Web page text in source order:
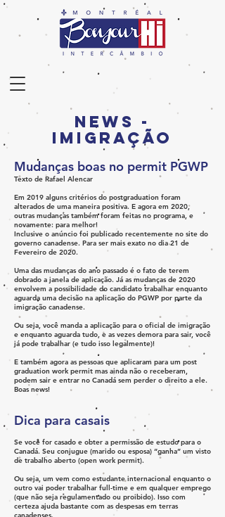
News -
Imigração
Mudanças boas no permit PGWP
Texto de Rafael Alencar
Em 2019 alguns critérios do postgraduation foram
alterados de uma maneira positiva. E agora em 2020,
outras mudanças também foram feitas no programa, e
novamente: para melhor!
Inclusive o anúncio foi publicado recentemente no site do
governo canadense. Para ser mais exato no dia 21 de
Fevereiro de 2020.
Uma das mudanças do ano passado é o fato de terem
dobrado a janela de aplicação. Já as mudanças de 2020
envolvem a possibilidade do candidato trabalhar enquanto
aguarda uma decisão na aplicação do PGWP por parte da
imigração canadense.
Ou seja, você manda a aplicação para o oficial de imigração
e enquanto aguarda tudo, e as vezes demora para sair, você
já pode trabalhar (e tudo isso legalmente)!
E também agora as pessoas que aplicaram para um post
graduation work permit mas ainda não o receberam,
podem sair e entrar no Canadá sem perder o direito a ele.
Boas news!
Dica para casais
Se você for casado e obter a permissão de estudo para o
Canadá. Seu conjugue (marido ou esposa) “ganha” um visto
de trabalho aberto (open work permit).
Ou seja, um vem como estudante internacional enquanto o
outro vai poder trabalhar full-time e em qualquer emprego
(que não seja regulamentado ou proibido). Isso com
certeza ajuda bastante com as despesas em terras